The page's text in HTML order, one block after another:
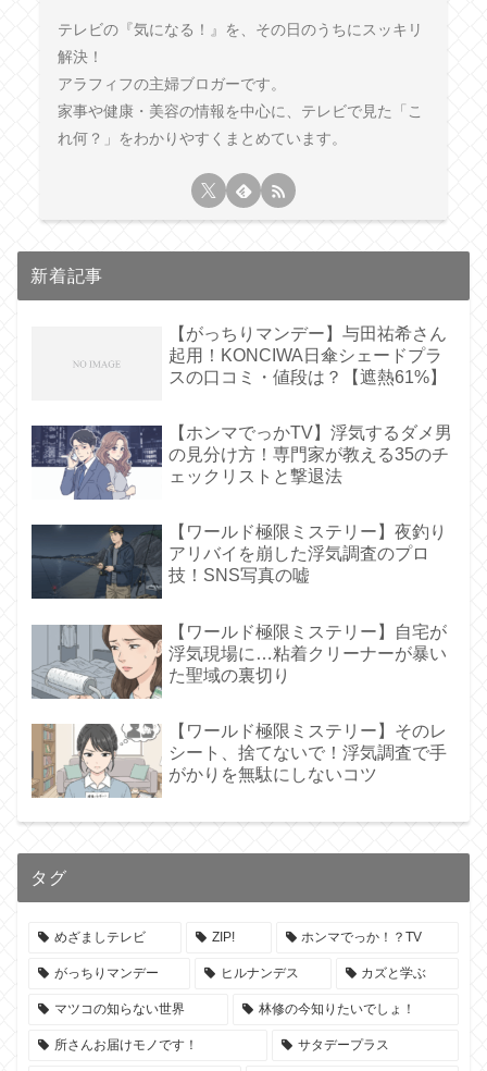
テレビの『気になる！』を、その日のうちにスッキリ
解決！
アラフィフの主婦ブロガーです。
家事や健康・美容の情報を中心に、テレビで見た「こ
れ何？」をわかりやすくまとめています。
新着記事
【がっちりマンデー】与田祐希さん
起用！KONCIWA日傘シェードプラ
スの口コミ・値段は？【遮熱61%】
【ホンマでっかTV】浮気するダメ男
の見分け方！専門家が教える35のチ
ェックリストと撃退法
【ワールド極限ミステリー】夜釣り
アリバイを崩した浮気調査のプロ
技！SNS写真の嘘
【ワールド極限ミステリー】自宅が
浮気現場に…粘着クリーナーが暴い
た聖域の裏切り
【ワールド極限ミステリー】そのレ
シート、捨てないで！浮気調査で手
がかりを無駄にしないコツ
タグ
めざましテレビ ZIP! ホンマでっか！？TV
がっちりマンデー ヒルナンデス カズと学ぶ
マツコの知らない世界 林修の今知りたいでしょ！
所さんお届けモノです！ サタデープラス